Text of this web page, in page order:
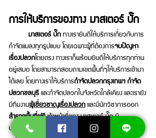
การให้บริการของทาง มาสเตอร์ บั๊ก
	มาสเตอร์ บั๊ก
ทางเรายินดีให้บริการเกี่ยวกับการ
กำจัดแมลงทุกรูปแบบ โดยเฉพาะผู้ที่ต้องการจบปัญหา
เรื่องปลวกโดยตรง ทางเราก็พร้อมยินดีให้บริการทุกท่าน
อยู่เสมอ โดยสามารถสอบถามเขตพื้นที่ๆให้บริการเข้ามา
ได้เลย โดยทางเราให้บริการกำจัดปลวกกรุงเทพฯ กำจัด
ปลวกชลบุรี และกำจัดปลวกในจังหวัดใกล้เคียง และเรายัง
มีทีมงานผู้เชี่ยวชาญเรื่องปลวก และมีนักวิชาการออก
สำรวจพื้นที่ฟรี เจ้าหน้าที่ของ มาสเตอร์ บั๊ก มี
ประสบการณ์มากกว่า 10 ปี ทำให้คุณนั้นมั่นใจในการเข้า